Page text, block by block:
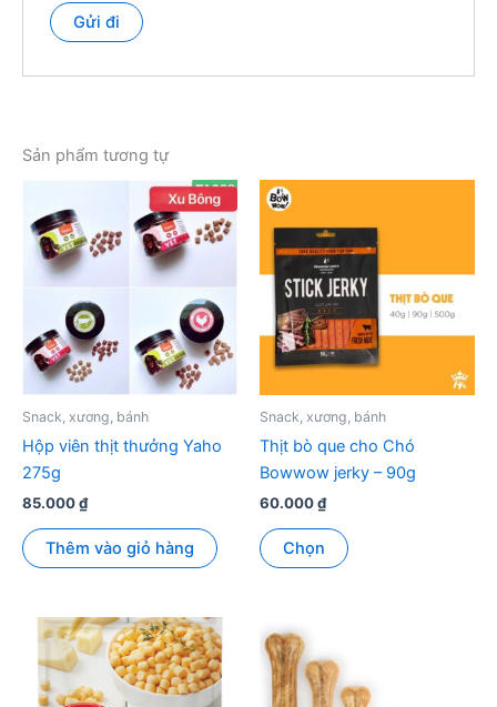
Sản phẩm tương tự
Snack, xương, bánh
Hộp viên thịt thưởng Yaho
275g
85.000₫
Thêm vào giỏ hàng
Snack, xương, bánh
Thịt bò que cho Chó
Bowwow jerky – 90g
60.000₫
Chọn
phẩm
thể.